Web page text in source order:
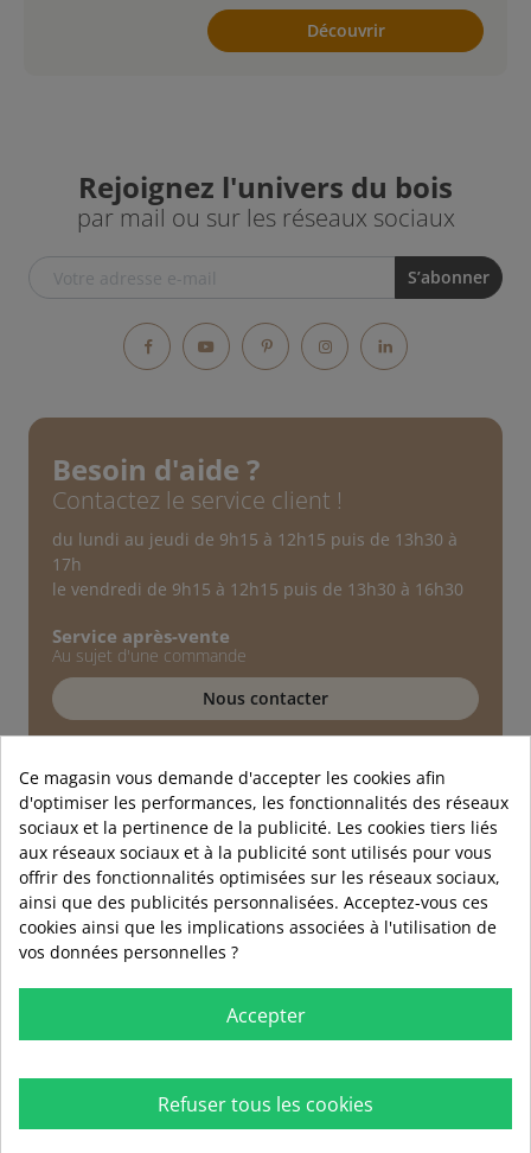
Découvrir
Rejoignez l'univers du bois
par mail ou sur les réseaux sociaux
FacebookYouTubePinterestInstagramLinkedIn
Besoin d'aide ?
Contactez le service client !
du lundi au jeudi de 9h15 à 12h15 puis de 13h30 à
17h
le vendredi de 9h15 à 12h15 puis de 13h30 à 16h30
Service après-vente
Au sujet d'une commande
Nous contacter
Conseils d'experts
01 89 72 40 90
Ce magasin vous demande d'accepter les cookies afin
d'optimiser les performances, les fonctionnalités des réseaux
sociaux et la pertinence de la publicité. Les cookies tiers liés
aux réseaux sociaux et à la publicité sont utilisés pour vous
offrir des fonctionnalités optimisées sur les réseaux sociaux,
ainsi que des publicités personnalisées. Acceptez-vous ces
cookies ainsi que les implications associées à l'utilisation de
vos données personnelles ?
Accepter
Refuser tous les cookies